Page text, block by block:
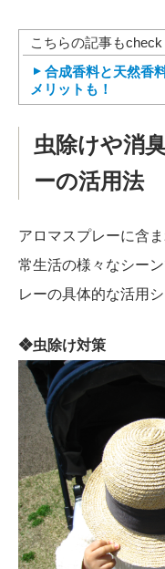
こちらの記事もcheck
合成香料と天然香
メリットも！
虫除けや消
ーの活用法
アロマスプレーに含
常生活の様々なシー
レーの具体的な活用
❖虫除け対策